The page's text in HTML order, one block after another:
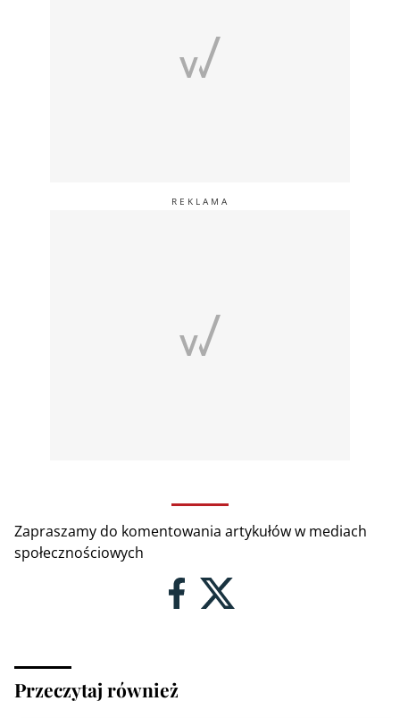
Zapraszamy do komentowania artykułów w mediach
społecznościowych
Przeczytaj również